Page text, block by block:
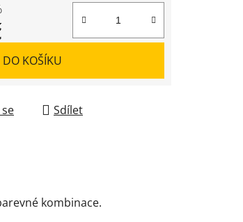
DO KOŠÍKU
Sdílet
kombinace.